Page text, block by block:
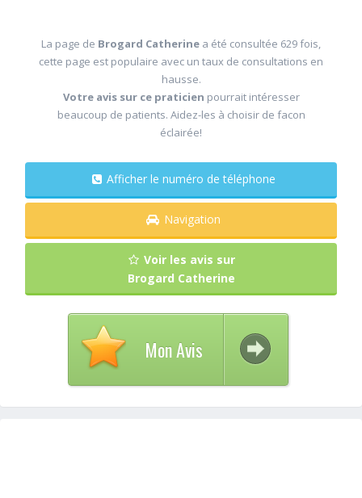
La page de Brogard Catherine a été consultée 629 fois,
cette page est populaire avec un taux de consultations en
hausse.
Votre avis sur ce praticien pourrait intéresser
beaucoup de patients. Aidez-les à choisir de facon
éclairée!
Afficher le numéro de téléphone
Navigation
Voir les avis sur
Brogard Catherine
Mon Avis